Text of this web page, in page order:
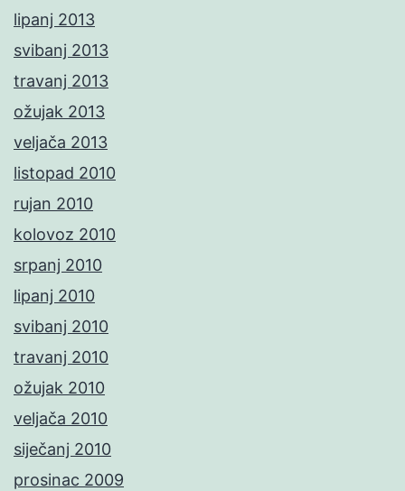
lipanj 2013
svibanj 2013
travanj 2013
ožujak 2013
veljača 2013
listopad 2010
rujan 2010
kolovoz 2010
srpanj 2010
lipanj 2010
svibanj 2010
travanj 2010
ožujak 2010
veljača 2010
siječanj 2010
prosinac 2009